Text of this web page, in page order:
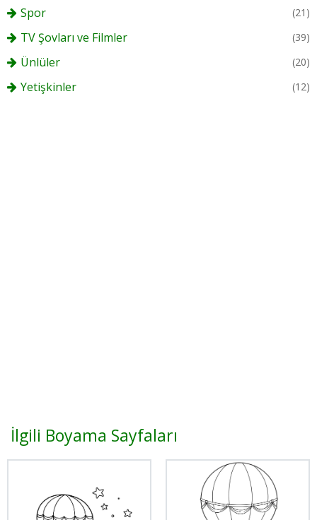
Spor (21)
TV Şovları ve Filmler (39)
Ünlüler (20)
Yetişkinler (12)
İlgili Boyama Sayfaları